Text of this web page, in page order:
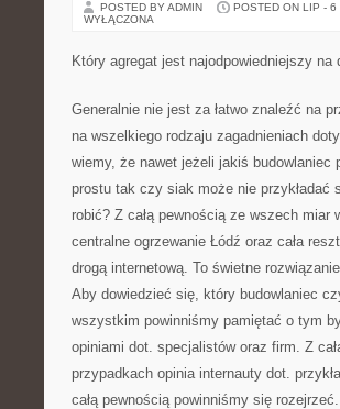
POSTED BY ADMIN POSTED ON LIP - 6
WYŁĄCZONA
Który agregat jest najodpowiedniejszy na
Generalnie nie jest za łatwo znaleźć na
na wszelkiego rodzaju zagadnieniach
wiemy, że nawet jeżeli jakiś
prostu tak czy siak może nie przykładać
robić? Z całą pewnością ze wszech
centralne ogrzewanie Łódź oraz cała
drogą internetową. To świetne
Aby dowiedzieć się, który budowlaniec
wszystkim powinniśmy pamiętać o tym
opiniami dot. specjalistów oraz firm. Z
przypadkach opinia internauty dot.
całą pewnością powinniśmy się